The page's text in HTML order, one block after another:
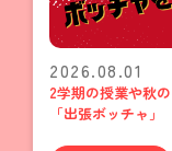
2026.08.01
2学期の授業や秋
「出張ボッチャ」